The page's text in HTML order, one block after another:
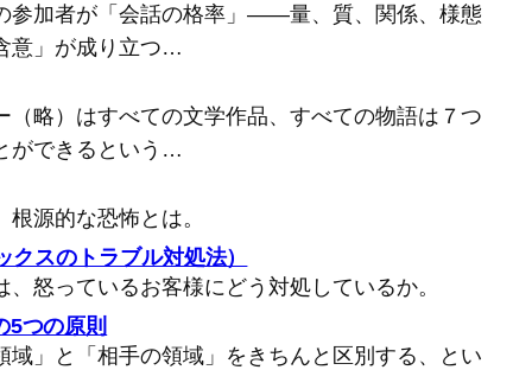
参加者が「会話の格率」――量、質、関係、様態
意」が成り立つ…
（略）はすべての文学作品、すべての物語は７つ
ができるという…
源的な恐怖とは。
スのトラブル対処法）
怒っているお客様にどう対処しているか。
5つの原則
域」と「相手の領域」をきちんと区別する、とい